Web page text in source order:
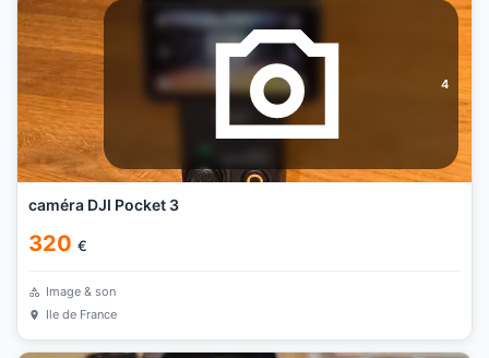
4
caméra DJI Pocket 3
320 €
Image & son
Ile de France